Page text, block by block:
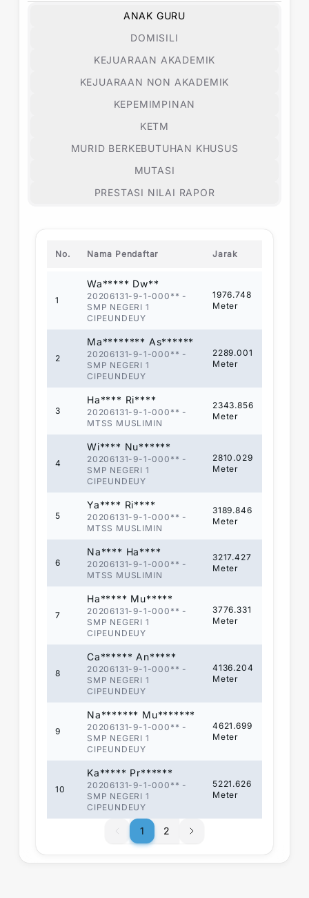
ANAK GURU
DOMISILI
KEJUARAAN AKADEMIK
KEJUARAAN NON AKADEMIK
KEPEMIMPINAN
KETM
MURID BERKEBUTUHAN KHUSUS
MUTASI
PRESTASI NILAI RAPOR
No. Nama Pendaftar Jarak
1
Wa***** Dw**
20206131-9-1-000** -
SMP NEGERI 1
CIPEUNDEUY
1976.748
Meter
2
Ma******** As******
20206131-9-1-000** -
SMP NEGERI 1
CIPEUNDEUY
2289.001
Meter
3
Ha**** Ri****
20206131-9-1-000** -
MTSS MUSLIMIN
2343.856
Meter
4
Wi**** Nu******
20206131-9-1-000** -
SMP NEGERI 1
CIPEUNDEUY
2810.029
Meter
5
Ya**** Ri****
20206131-9-1-000** -
MTSS MUSLIMIN
3189.846
Meter
6
Na**** Ha****
20206131-9-1-000** -
MTSS MUSLIMIN
3217.427
Meter
7
Ha***** Mu*****
20206131-9-1-000** -
SMP NEGERI 1
CIPEUNDEUY
3776.331
Meter
8
Ca****** An*****
20206131-9-1-000** -
SMP NEGERI 1
CIPEUNDEUY
4136.204
Meter
9
Na******* Mu*******
20206131-9-1-000** -
SMP NEGERI 1
CIPEUNDEUY
4621.699
Meter
10
Ka***** Pr******
20206131-9-1-000** -
SMP NEGERI 1
CIPEUNDEUY
5221.626
Meter
1
1 2